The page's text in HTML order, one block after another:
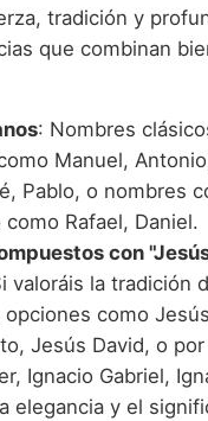
tradición y
que combinan
: Nombres
Manuel,
Pablo, o nombres
Rafael, Daniel.
con
valoráis la tradición
como
Jesús David, o
Ignacio Gabriel,
elegancia y el